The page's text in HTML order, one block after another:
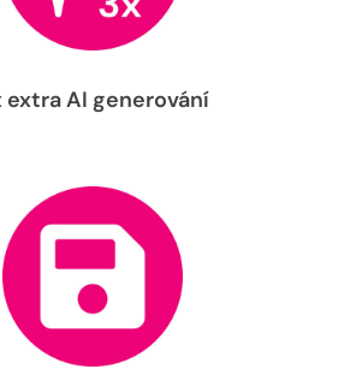
extra AI generování